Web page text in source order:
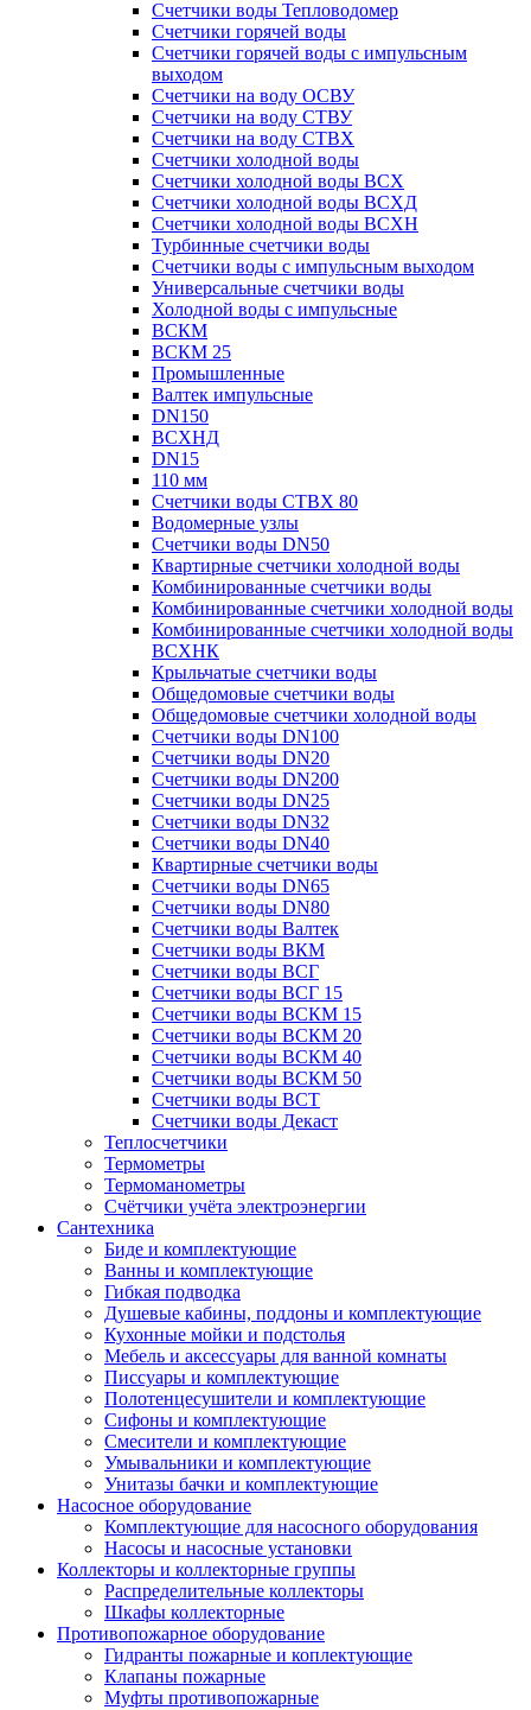
Счетчики воды Тепловодомер
Счетчики горячей воды
Счетчики горячей воды с импульсным
выходом
Счетчики на воду ОСВУ
Счетчики на воду СТВУ
Счетчики на воду СТВХ
Счетчики холодной воды
Счетчики холодной воды ВСХ
Счетчики холодной воды ВСХД
Счетчики холодной воды ВСХН
Турбинные счетчики воды
Счетчики воды с импульсным выходом
Универсальные счетчики воды
Холодной воды с импульсные
ВСКМ
ВСКМ 25
Промышленные
Валтек импульсные
DN150
ВСХНД
DN15
110 мм
Счетчики воды СТВХ 80
Водомерные узлы
Счетчики воды DN50
Квартирные счетчики холодной воды
Комбинированные счетчики воды
Комбинированные счетчики холодной воды
Комбинированные счетчики холодной воды
ВСХНК
Крыльчатые счетчики воды
Общедомовые счетчики воды
Общедомовые счетчики холодной воды
Счетчики воды DN100
Счетчики воды DN20
Счетчики воды DN200
Счетчики воды DN25
Счетчики воды DN32
Счетчики воды DN40
Квартирные счетчики воды
Счетчики воды DN65
Счетчики воды DN80
Счетчики воды Валтек
Счетчики воды ВКМ
Счетчики воды ВСГ
Счетчики воды ВСГ 15
Счетчики воды ВСКМ 15
Счетчики воды ВСКМ 20
Счетчики воды ВСКМ 40
Счетчики воды ВСКМ 50
Счетчики воды ВСТ
Счетчики воды Декаст
Теплосчетчики
Термометры
Термоманометры
Счётчики учёта электроэнергии
Сантехника
Биде и комплектующие
Ванны и комплектующие
Гибкая подводка
Душевые кабины, поддоны и комплектующие
Кухонные мойки и подстолья
Мебель и аксессуары для ванной комнаты
Писсуары и комплектующие
Полотенцесушители и комплектующие
Сифоны и комплектующие
Смесители и комплектующие
Умывальники и комплектующие
Унитазы бачки и комплектующие
Насосное оборудование
Комплектующие для насосного оборудования
Насосы и насосные установки
Коллекторы и коллекторные группы
Распределительные коллекторы
Шкафы коллекторные
Противопожарное оборудование
Гидранты пожарные и коплектующие
Клапаны пожарные
Муфты противопожарные